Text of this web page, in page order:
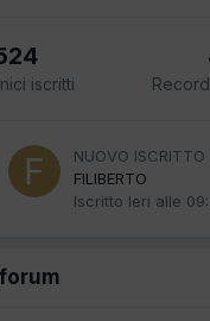
iscritti
NUOVO ISCRITTO
FILIBERTO
Iscritto Ieri alle